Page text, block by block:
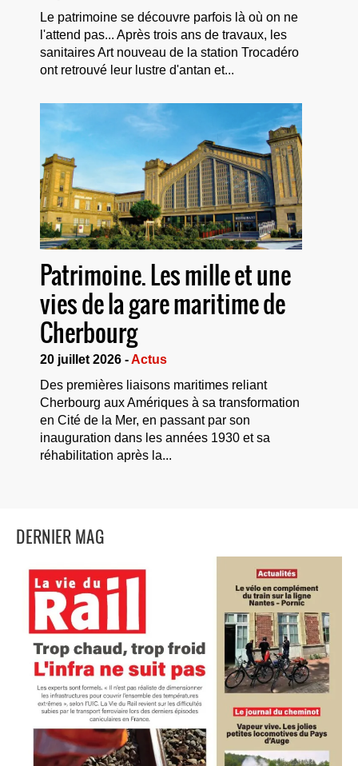
Le patrimoine se découvre parfois là où on ne
l'attend pas... Après trois ans de travaux, les
sanitaires Art nouveau de la station Trocadéro
ont retrouvé leur lustre d'antan et...
Patrimoine. Les mille et une
vies de la gare maritime de
Cherbourg
20 juillet 2026 -Actus
Des premières liaisons maritimes reliant
Cherbourg aux Amériques à sa transformation
en Cité de la Mer, en passant par son
inauguration dans les années 1930 et sa
réhabilitation après la...
DERNIER MAG